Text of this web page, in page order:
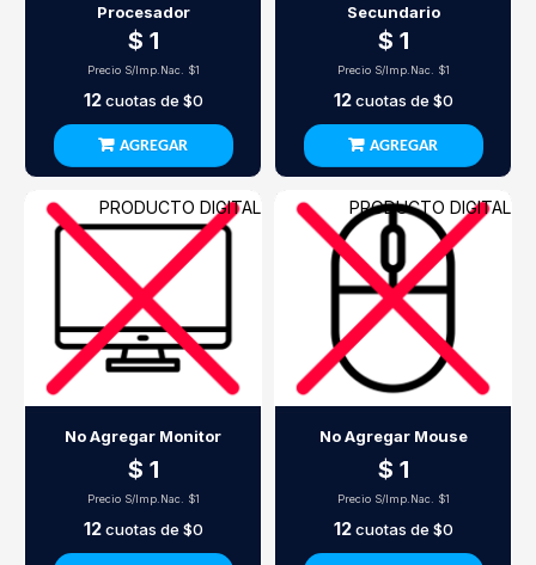
Procesador
$ 1
Precio S/Imp.Nac. $1
12cuotas de $0
AGREGAR
Secundario
$ 1
Precio S/Imp.Nac. $1
12cuotas de $0
AGREGAR
PRODUCTO DIGITAL
No Agregar Monitor
$ 1
Precio S/Imp.Nac. $1
12cuotas de $0
PRODUCTO DIGITAL
No Agregar Mouse
$ 1
Precio S/Imp.Nac. $1
12cuotas de $0